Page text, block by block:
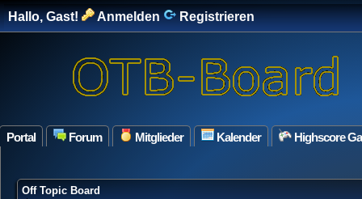
Hallo, Gast! Anmelden Registrieren
Portal Forum Mitglieder Kalender Highscore
Off Topic Board